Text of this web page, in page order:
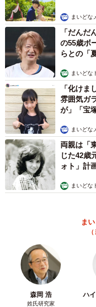
きの被害が未知数である
3位「土砂災害」
・家の裏に標高200m程
ので、山火事と豪雨の
者が管理してくれず、竹
倒れてくることもあり
が、ご近所さんは高齢の
マップでは危険度が低
危険はありました（30代
・マンション購入後に
土砂災害警戒区域に指
・数年前に自宅から数
れが発生しており、マ
・最近大雨などが多い
どの可能性はあるので不
・ハザードマップでリ
まいどな
「だん
の55歳ボ
らとの「
まいどな
「化け
雰囲気ガ
が」「宝
まいどな
両親は「
じた42歳
ォト」計
まいどな
ま
森岡 浩
姓氏研究家
ハ